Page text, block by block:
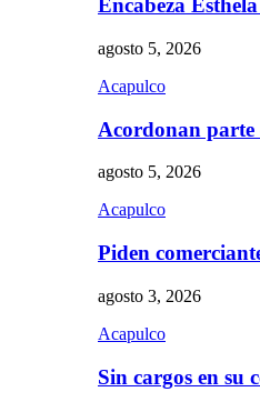
Encabeza
agosto 5, 2026
Acapulco
Acordonan
agosto 5, 2026
Acapulco
Piden
agosto 3, 2026
Acapulco
Sin cargos en